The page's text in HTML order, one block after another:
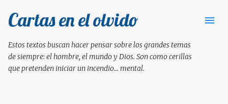
Ir al contenido principal
Cartas en el olvido
Estos textos buscan hacer pensar sobre los grandes temas
de siempre: el hombre, el mundo y Dios. Son como cerillas
que pretenden iniciar un incendio... mental.